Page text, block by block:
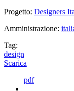
Progetto: Designers
Amministrazione:
Tag:
design
Scarica
pdf